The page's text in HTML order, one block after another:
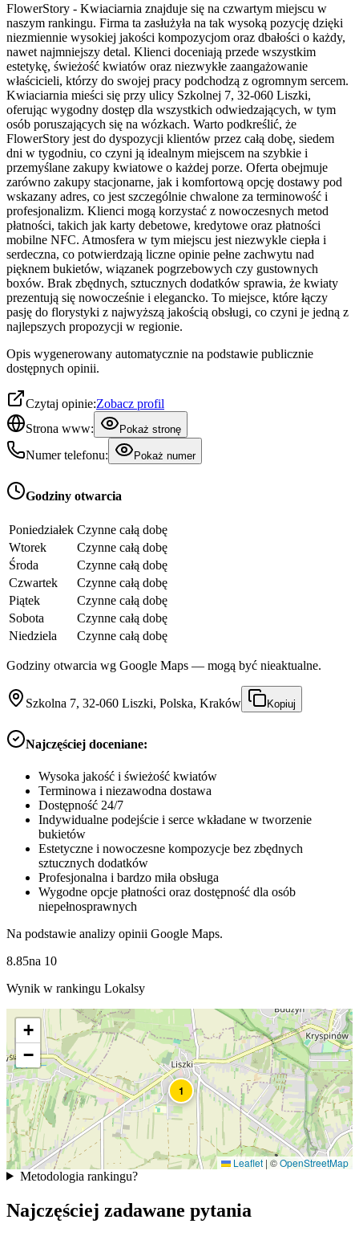
FlowerStory - Kwiaciarnia znajduje się na czwartym miejscu w
naszym rankingu. Firma ta zasłużyła na tak wysoką pozycję dzięki
niezmiennie wysokiej jakości kompozycjom oraz dbałości o każdy,
nawet najmniejszy detal. Klienci doceniają przede wszystkim
estetykę, świeżość kwiatów oraz niezwykłe zaangażowanie
właścicieli, którzy do swojej pracy podchodzą z ogromnym sercem.
Kwiaciarnia mieści się przy ulicy Szkolnej 7, 32-060 Liszki,
oferując wygodny dostęp dla wszystkich odwiedzających, w tym
osób poruszających się na wózkach. Warto podkreślić, że
FlowerStory jest do dyspozycji klientów przez całą dobę, siedem
dni w tygodniu, co czyni ją idealnym miejscem na szybkie i
przemyślane zakupy kwiatowe o każdej porze. Oferta obejmuje
zarówno zakupy stacjonarne, jak i komfortową opcję dostawy pod
wskazany adres, co jest szczególnie chwalone za terminowość i
profesjonalizm. Klienci mogą korzystać z nowoczesnych metod
płatności, takich jak karty debetowe, kredytowe oraz płatności
mobilne NFC. Atmosfera w tym miejscu jest niezwykle ciepła i
serdeczna, co potwierdzają liczne opinie pełne zachwytu nad
pięknem bukietów, wiązanek pogrzebowych czy gustownych
boxów. Brak zbędnych, sztucznych dodatków sprawia, że kwiaty
prezentują się nowocześnie i elegancko. To miejsce, które łączy
pasję do florystyki z najwyższą jakością obsługi, co czyni je jedną z
najlepszych propozycji w regionie.
Opis wygenerowany automatycznie na podstawie publicznie
dostępnych opinii.
Czytaj opinie:Zobacz profil
Strona www:
Pokaż stronę
Numer telefonu: Pokaż numer
Godziny otwarcia
Poniedziałek Czynne całą dobę
Wtorek
Czynne całą dobę
Środa
Czynne całą dobę
Czwartek
Czynne całą dobę
Piątek
Czynne całą dobę
Sobota
Czynne całą dobę
Niedziela
Czynne całą dobę
Godziny otwarcia wg Google Maps — mogą być nieaktualne.
Szkolna 7, 32-060 Liszki, Polska, Kraków Kopiuj
Najczęściej doceniane:
Wysoka jakość i świeżość kwiatów
Terminowa i niezawodna dostawa
Dostępność 24/7
Indywidualne podejście i serce wkładane w tworzenie
bukietów
Estetyczne i nowoczesne kompozycje bez zbędnych
sztucznych dodatków
Profesjonalna i bardzo miła obsługa
Wygodne opcje płatności oraz dostępność dla osób
niepełnosprawnych
Na podstawie analizy opinii Google Maps.
8.85na 10
Wynik w rankingu Lokalsy
1
+
−
Leaflet | ©OpenStreetMap
Metodologia rankingu?
Najczęściej zadawane pytania